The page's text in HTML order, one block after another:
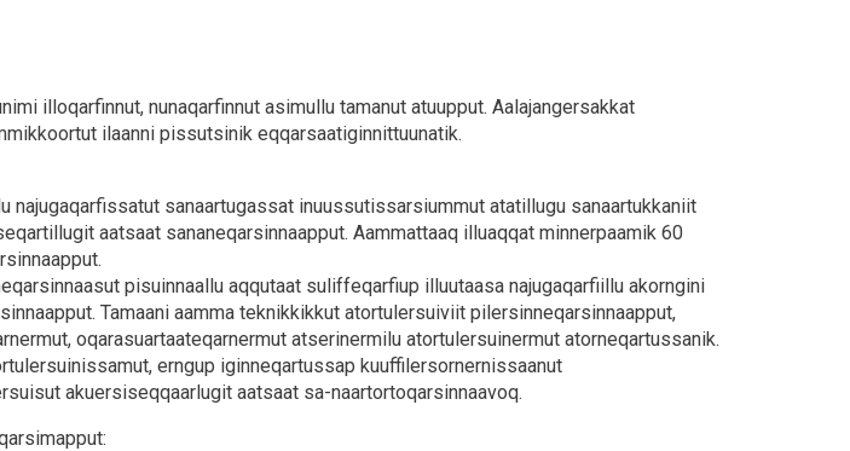
illoqarfinnut, nunaqarfinnut asimullu tamanut atuupput. Aalajangersakkat
ilaanni pissutsinik eqqarsaatiginnittuunatik.
najugaqarfissatut sanaartugassat inuussutissarsiummut atatillugu sanaartukkaniit
aatsaat sananeqarsinnaapput. Aammattaaq illuaqqat minnerpaamik 60
pisuinnaallu aqqutaat suliffeqarfiup illuutaasa najugaqarfiillu akorngini
Tamaani aamma teknikkikkut atortulersuiviit pilersinneqarsinnaapput,
oqarasuartaateqarnermut atserinermilu atortulersuinermut atorneqartussanik.
erngup iginneqartussap kuuffilersornernissaanut
akuersiseqqaarlugit aatsaat sa-naartortoqarsinnaavoq.